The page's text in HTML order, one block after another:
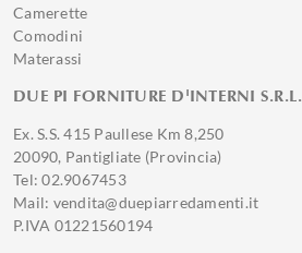
Camerette
Comodini
Materassi
DUE PI FORNITURE D'INTERNI S.R.L.
Ex. S.S. 415 Paullese Km 8,250
20090, Pantigliate (Provincia)
Tel: 02.9067453
Mail: vendita@duepiarredamenti.it
P.IVA 01221560194